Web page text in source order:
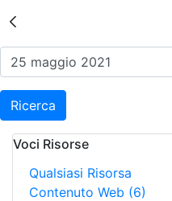
Risultati
Ricerca
Voci Risorse
Qualsiasi Risorsa
Contenuto Web (6)